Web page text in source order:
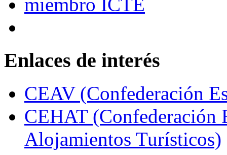
Enlaces de interés
CEAV (Confederación
CEHAT (Confederación
Alojamientos Turísticos)